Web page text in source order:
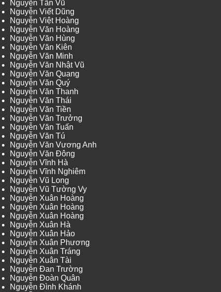
Nguyễn Tấn Vũ
Nguyễn Viết Dũng
Nguyễn Việt Hoàng
Nguyễn Văn Hoàng
Nguyễn Văn Hùng
Nguyễn Văn Kiên
Nguyễn Văn Minh
Nguyễn Văn Nhật Vũ
Nguyễn Văn Quang
Nguyễn Văn Quý
Nguyễn Văn Thanh
Nguyễn Văn Thái
Nguyễn Văn Tiền
Nguyễn Văn Trưởng
Nguyễn Văn Tuấn
Nguyễn Văn Tú
Nguyễn Văn Vương Anh
Nguyễn Văn Đông
Nguyễn Vĩnh Hà
Nguyễn Vĩnh Nghiêm
Nguyễn Vũ Long
Nguyễn Vũ Tường Vy
Nguyễn Xuân Hoàng
Nguyễn Xuân Hoàng
Nguyễn Xuân Hoàng
Nguyễn Xuân Hà
Nguyễn Xuân Hảo
Nguyễn Xuân Phương
Nguyễn Xuân Tráng
Nguyễn Xuân Tài
Nguyễn Đan Trường
Nguyễn Đoàn Quân
Nguyễn Đình Khánh